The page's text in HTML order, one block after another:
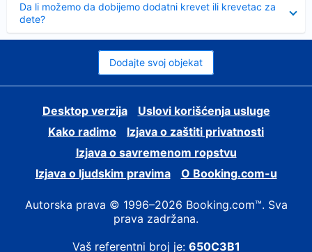
Da li možemo da dobijemo dodatni krevet ili krevetac za
dete?
Dodajte svoj objekat
Desktop verzija
Uslovi korišćenja usluge
Kako radimo
Izjava o zaštiti privatnosti
Izjava o savremenom ropstvu
Izjava o ljudskim pravima
О Booking.com-u
Autorska prava © 1996–2026 Booking.com™. Sva
prava zadržana.
Vaš referentni broj je: 650C3B1